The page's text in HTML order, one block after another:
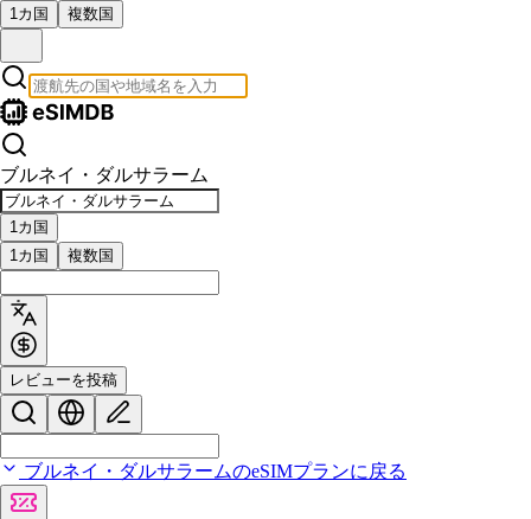
1カ国 複数国
ブルネイ・ダルサラーム
1カ国
1カ国
複数国
レビューを投稿
ブルネイ・ダルサラームのeSIMプランに戻る